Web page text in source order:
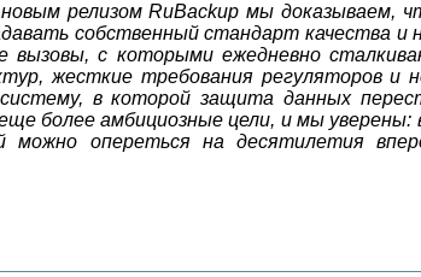
релизом RuBackup мы доказываем,
собственный стандарт качества
вызовы, с которыми ежедневно
жесткие требования регуляторов и
в которой защита данных
более амбициозные цели, и мы
можно опереться на десятилетия